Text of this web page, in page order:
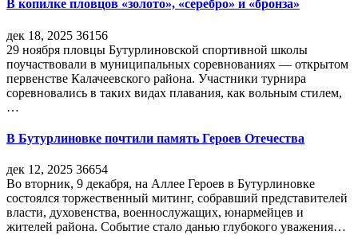
В копилке пловцов «золото», «серебро» и «бронза»
дек 18, 2025 36156
29 ноября пловцы Бутурлиновской спортивной школы
поучаствовали в муниципальных соревнованиях — открытом
первенстве Калачеевского района. Участники турнира
соревновались в таких видах плавания, как вольным стилем,
…
В Бутурлиновке почтили память Героев Отечества
дек 12, 2025 36654
Во вторник, 9 декабря, на Аллее Героев в Бутурлиновке
состоялся торжественный митинг, собравший представителей
власти, духовенства, военнослужащих, юнармейцев и
жителей района. Событие стало данью глубокого уважения…